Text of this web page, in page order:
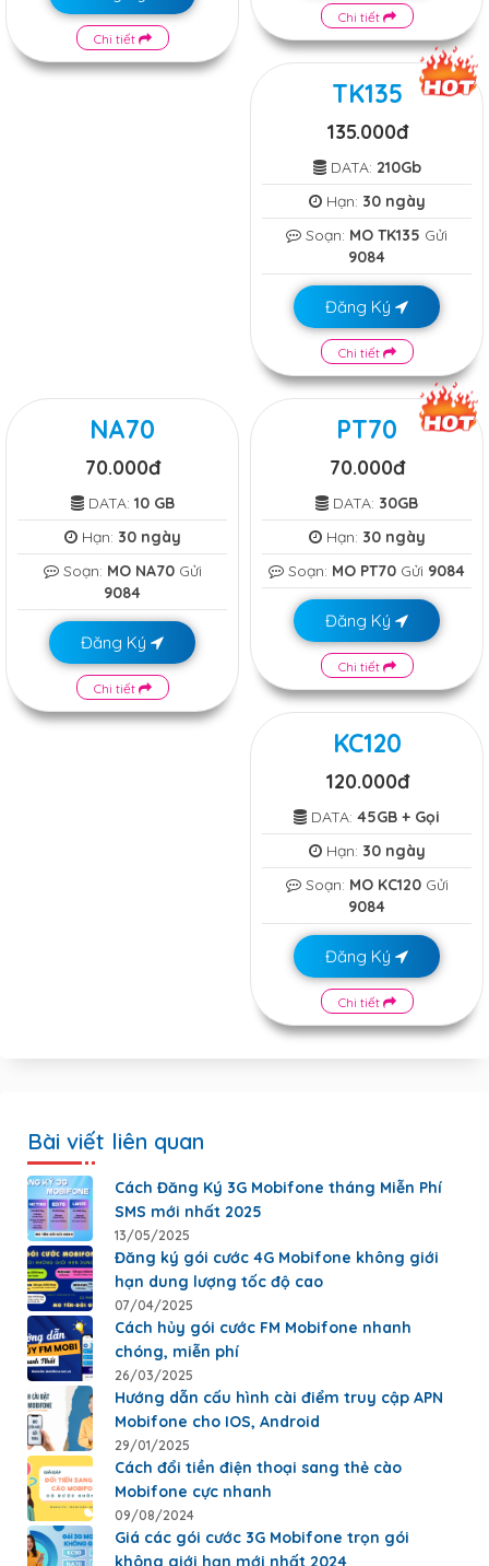
Chi tiết
Chi tiết
TK135
135.000đ
DATA: 210Gb
Hạn: 30 ngày
Soạn: MO TK135 Gửi
9084
Đăng Ký
Chi tiết
NA70
70.000đ
DATA: 10 GB
Hạn: 30 ngày
Soạn: MO NA70Gửi
9084
Đăng Ký
Chi tiết
PT70
70.000đ
DATA: 30GB
Hạn: 30 ngày
Soạn: MO PT70 Gửi 9084
Đăng Ký
Chi tiết
KC120
120.000đ
DATA: 45GB + Gọi
Hạn: 30 ngày
Soạn: MO KC120Gửi
9084
Đăng Ký
Chi tiết
Bài viết liên quan
Cách Đăng Ký 3G Mobifone tháng Miễn Phí
SMS mới nhất 2025
13/05/2025
Đăng ký gói cước 4G Mobifone không giới
hạn dung lượng tốc độ cao
07/04/2025
Cách hủy gói cước FM Mobifone nhanh
chóng, miễn phí
26/03/2025
Hướng dẫn cấu hình cài điểm truy cập APN
Mobifone cho IOS, Android
29/01/2025
Cách đổi tiền điện thoại sang thẻ cào
Mobifone cực nhanh
09/08/2024
Giá các gói cước 3G Mobifone trọn gói
không giới hạn mới nhất 2024